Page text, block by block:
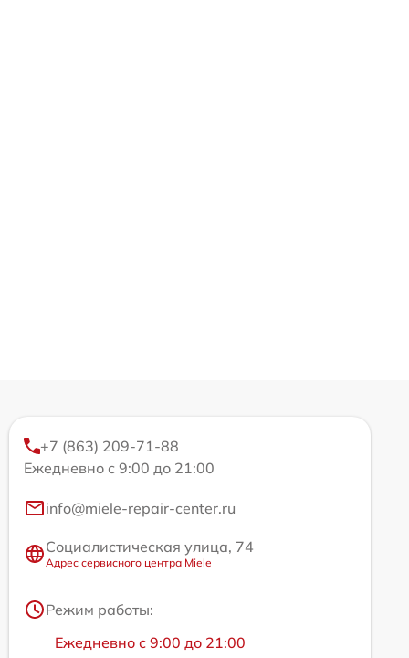
+7 (863) 209-71-88
Ежедневно с 9:00 до 21:00
info@miele-repair-center.ru
Социалистическая улица, 74
Адрес сервисного центра Miele
Режим работы:
Ежедневно с 9:00 до 21:00